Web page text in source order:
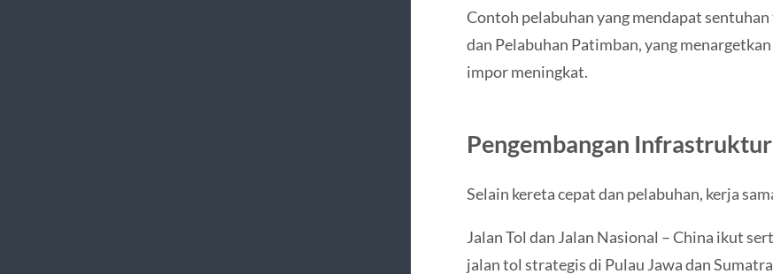
Contoh pelabuhan yang mendapat
dan Pelabuhan Patimban, yang
impor meningkat.
Pengembangan
Selain kereta cepat dan pelabuhan, kerja
Jalan Tol dan Jalan Nasional – China ikut
jalan tol strategis di Pulau Jawa dan